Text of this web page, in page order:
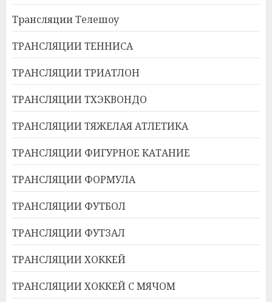
Трансляции Телешоу
ТРАНСЛЯЦИИ ТЕННИСА
ТРАНСЛЯЦИИ ТРИАТЛОН
ТРАНСЛЯЦИИ ТХЭКВОНДО
ТРАНСЛЯЦИИ ТЯЖЕЛАЯ АТЛЕТИКА
ТРАНСЛЯЦИИ ФИГУРНОЕ КАТАНИЕ
ТРАНСЛЯЦИИ ФОРМУЛА
ТРАНСЛЯЦИИ ФУТБОЛ
ТРАНСЛЯЦИИ ФУТЗАЛ
ТРАНСЛЯЦИИ ХОККЕЙ
ТРАНСЛЯЦИИ ХОККЕЙ С МЯЧОМ